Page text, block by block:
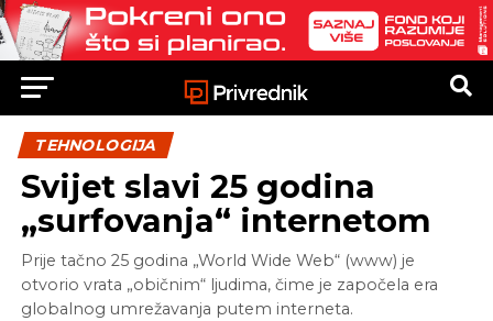
TEHNOLOGIJA
Svijet slavi 25 godina
„surfovanja“ internetom
Prije tačno 25 godina „World Wide Web“ (www) je
otvorio vrata „običnim“ ljudima, čime je započela era
globalnog umrežavanja putem interneta.